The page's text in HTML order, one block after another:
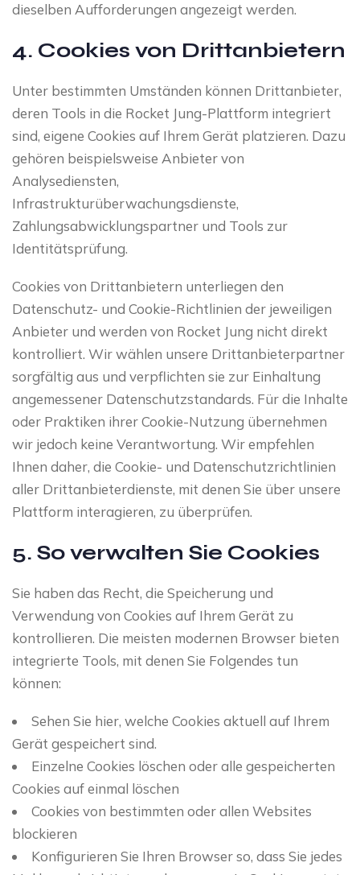
dieselben Aufforderungen angezeigt werden.
4. Cookies von Drittanbietern
Unter bestimmten Umständen können Drittanbieter,
deren Tools in die Rocket Jung-Plattform integriert
sind, eigene Cookies auf Ihrem Gerät platzieren. Dazu
gehören beispielsweise Anbieter von
Analysediensten,
Infrastrukturüberwachungsdienste,
Zahlungsabwicklungspartner und Tools zur
Identitätsprüfung.
Cookies von Drittanbietern unterliegen den
Datenschutz- und Cookie-Richtlinien der jeweiligen
Anbieter und werden von Rocket Jung nicht direkt
kontrolliert. Wir wählen unsere Drittanbieterpartner
sorgfältig aus und verpflichten sie zur Einhaltung
angemessener Datenschutzstandards. Für die Inhalte
oder Praktiken ihrer Cookie-Nutzung übernehmen
wir jedoch keine Verantwortung. Wir empfehlen
Ihnen daher, die Cookie- und Datenschutzrichtlinien
aller Drittanbieterdienste, mit denen Sie über unsere
Plattform interagieren, zu überprüfen.
5. So verwalten Sie Cookies
Sie haben das Recht, die Speicherung und
Verwendung von Cookies auf Ihrem Gerät zu
kontrollieren. Die meisten modernen Browser bieten
integrierte Tools, mit denen Sie Folgendes tun
können:
Sehen Sie hier, welche Cookies aktuell auf Ihrem
Gerät gespeichert sind.
Einzelne Cookies löschen oder alle gespeicherten
Cookies auf einmal löschen
Cookies von bestimmten oder allen Websites
blockieren
Konfigurieren Sie Ihren Browser so, dass Sie jedes